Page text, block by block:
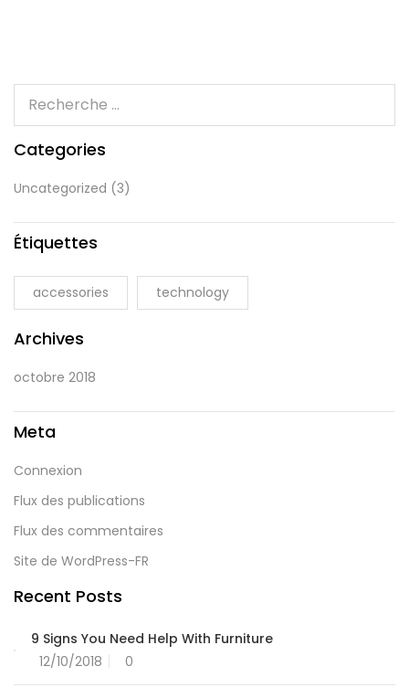
Categories
Uncategorized (3)
Étiquettes
accessories technology
Archives
octobre 2018
Meta
Connexion
Flux des publications
Flux des commentaires
Site de WordPress-FR
Recent Posts
9 Signs You Need Help With Furniture
12/10/2018
0